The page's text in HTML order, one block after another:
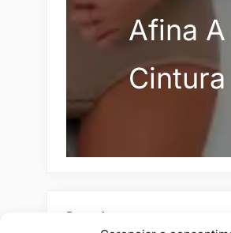
Afina A
Cintura
Pesquisar